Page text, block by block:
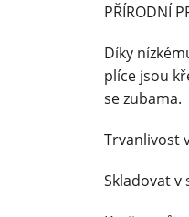
PŘÍRODNÍ
Díky
plíce jsou
se zubama.
Trvanlivost
Skladovat v